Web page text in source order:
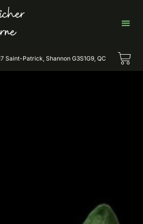
Saint-Patrick, Shannon G3S1G9, QC